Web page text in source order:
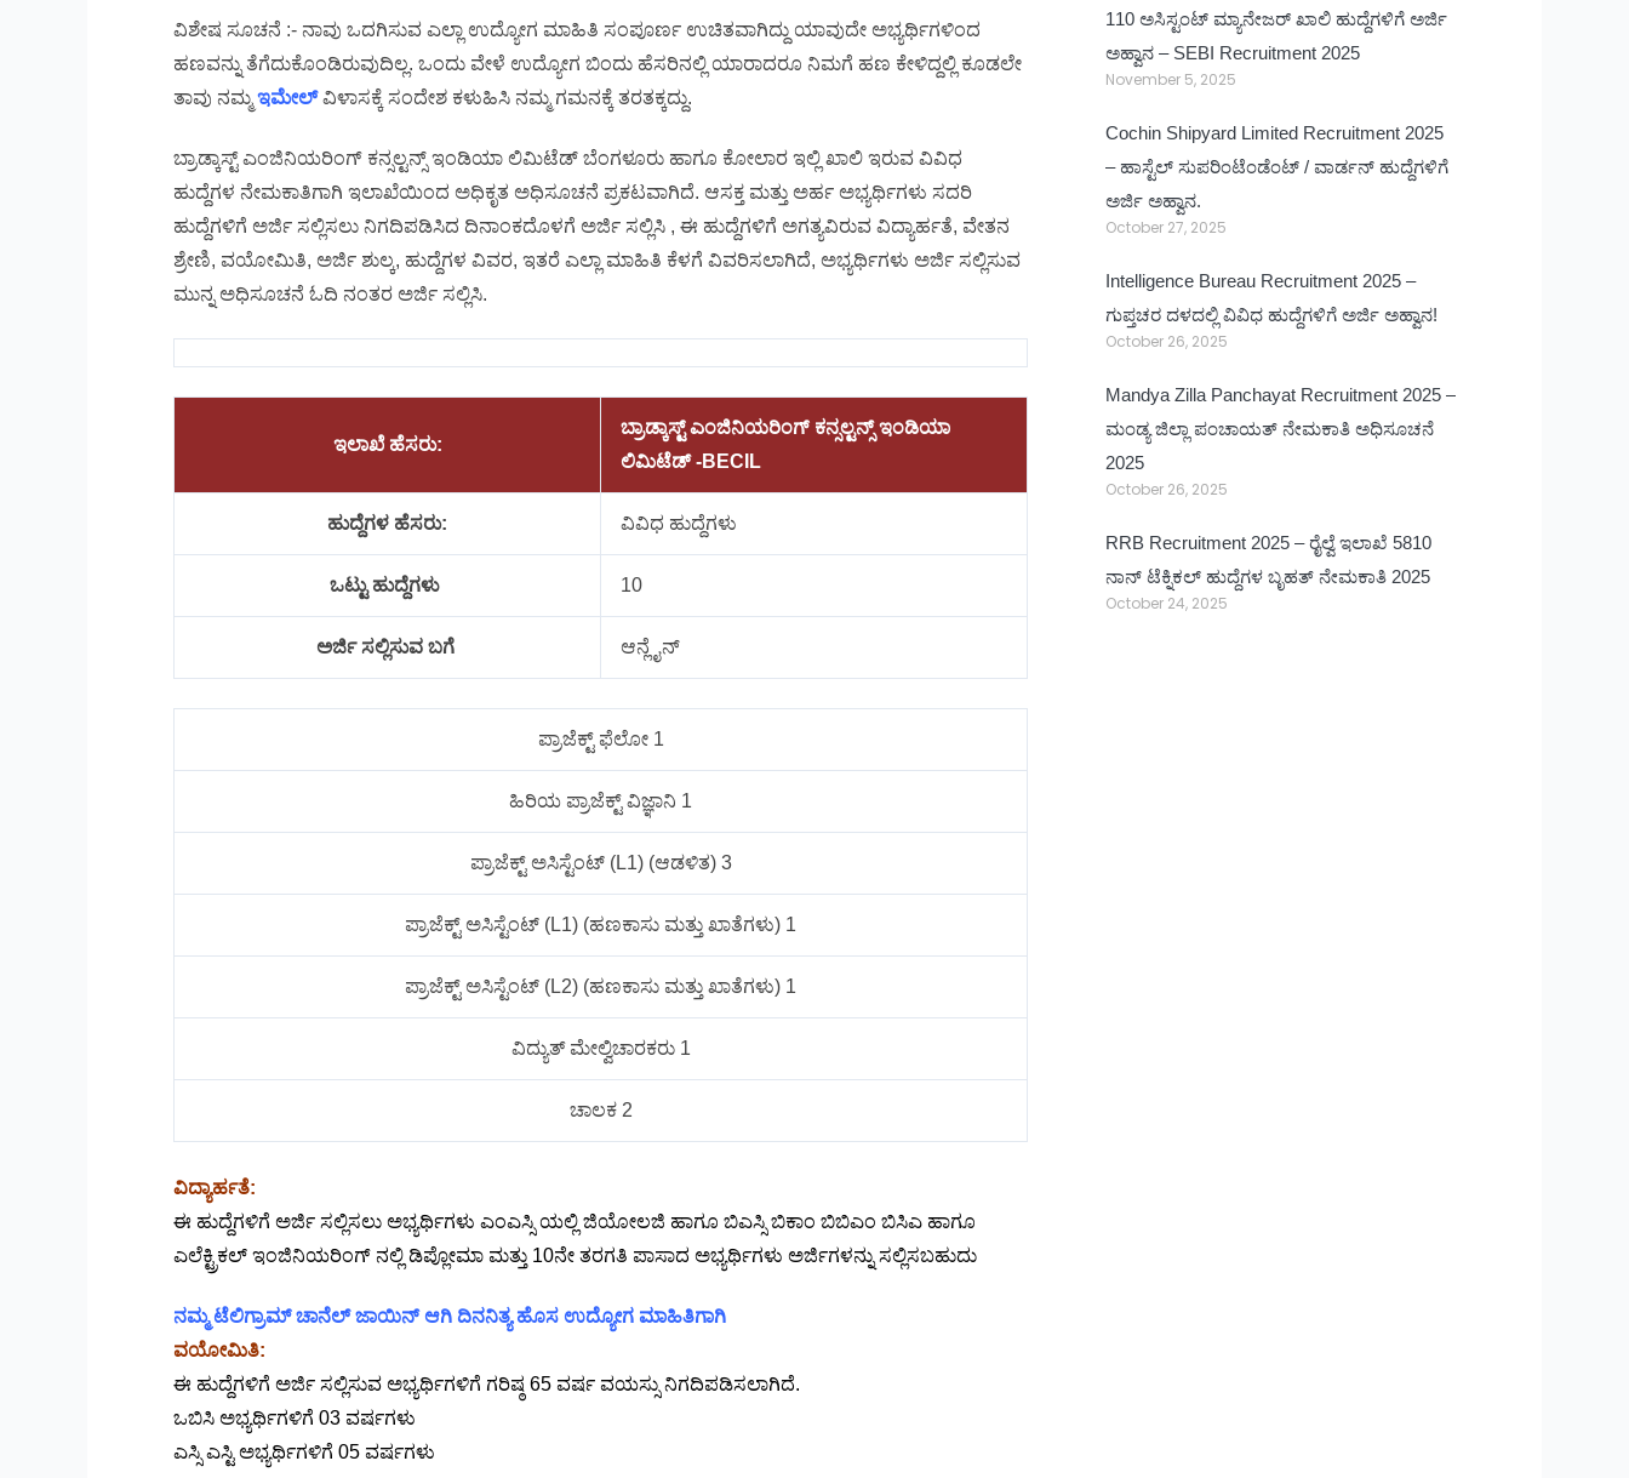
ವಿಶೇಷ ಸೂಚನೆ :- ನಾವು ಒದಗಿಸುವ ಎಲ್ಲಾ ಉದ್ಯೋಗ ಮಾಹಿತಿ ಸಂಪೂರ್ಣ ಉಚಿತವಾಗಿದ್ದು ಯಾವುದೇ ಅಭ್ಯರ್ಥಿಗಳಿಂದ
ಹಣವನ್ನು ತೆಗೆದುಕೊಂಡಿರುವುದಿಲ್ಲ. ಒಂದು ವೇಳೆ ಉದ್ಯೋಗ ಬಿಂದು ಹೆಸರಿನಲ್ಲಿ ಯಾರಾದರೂ ನಿಮಗೆ ಹಣ ಕೇಳಿದ್ದಲ್ಲಿ ಕೂಡಲೇ
ತಾವು ನಮ್ಮಇಮೇಲ್ವಿಳಾಸಕ್ಕೆ ಸಂದೇಶ ಕಳುಹಿಸಿ ನಮ್ಮ ಗಮನಕ್ಕೆ ತರತಕ್ಕದ್ದು.
ಬ್ರಾಡ್ಕಾಸ್ಟ್ ಎಂಜಿನಿಯರಿಂಗ್ ಕನ್ಸಲ್ಟನ್ಸ್ ಇಂಡಿಯಾ ಲಿಮಿಟೆಡ್ ಬೆಂಗಳೂರು ಹಾಗೂ ಕೋಲಾರ ಇಲ್ಲಿ ಖಾಲಿ ಇರುವ ವಿವಿಧ
ಹುದ್ದೆಗಳ ನೇಮಕಾತಿಗಾಗಿ ಇಲಾಖೆಯಿಂದ ಅಧಿಕೃತ ಅಧಿಸೂಚನೆ ಪ್ರಕಟವಾಗಿದೆ. ಆಸಕ್ತ ಮತ್ತು ಅರ್ಹ ಅಭ್ಯರ್ಥಿಗಳು ಸದರಿ
ಹುದ್ದೆಗಳಿಗೆ ಅರ್ಜಿ ಸಲ್ಲಿಸಲು ನಿಗದಿಪಡಿಸಿದ ದಿನಾಂಕದೊಳಗೆ ಅರ್ಜಿ ಸಲ್ಲಿಸಿ , ಈ ಹುದ್ದೆಗಳಿಗೆ ಅಗತ್ಯವಿರುವ ವಿದ್ಯಾರ್ಹತೆ, ವೇತನ
ಶ್ರೇಣಿ, ವಯೋಮಿತಿ, ಅರ್ಜಿ ಶುಲ್ಕ, ಹುದ್ದೆಗಳ ವಿವರ, ಇತರೆ ಎಲ್ಲಾ ಮಾಹಿತಿ ಕೆಳಗೆ ವಿವರಿಸಲಾಗಿದೆ, ಅಭ್ಯರ್ಥಿಗಳು ಅರ್ಜಿ ಸಲ್ಲಿಸುವ
ಮುನ್ನ ಅಧಿಸೂಚನೆ ಓದಿ ನಂತರ ಅರ್ಜಿ ಸಲ್ಲಿಸಿ.
ಇಲಾಖೆ ಹೆಸರು:
ಬ್ರಾಡ್ಕಾಸ್ಟ್ ಎಂಜಿನಿಯರಿಂಗ್ ಕನ್ಸಲ್ಟನ್ಸ್ ಇಂಡಿಯಾ
ಲಿಮಿಟೆಡ್ -BECIL
ಹುದ್ದೆಗಳ ಹೆಸರು: ವಿವಿಧ ಹುದ್ದೆಗಳು
ಒಟ್ಟು ಹುದ್ದೆಗಳು 10
ಅರ್ಜಿ ಸಲ್ಲಿಸುವ ಬಗೆ ಆನ್ಲೈನ್
ಪ್ರಾಜೆಕ್ಟ್ ಫೆಲೋ 1
ಹಿರಿಯ ಪ್ರಾಜೆಕ್ಟ್ ವಿಜ್ಞಾನಿ 1
ಪ್ರಾಜೆಕ್ಟ್ ಅಸಿಸ್ಟೆಂಟ್ (L1) (ಆಡಳಿತ) 3
ಪ್ರಾಜೆಕ್ಟ್ ಅಸಿಸ್ಟೆಂಟ್ (L1) (ಹಣಕಾಸು ಮತ್ತು ಖಾತೆಗಳು) 1
ಪ್ರಾಜೆಕ್ಟ್ ಅಸಿಸ್ಟೆಂಟ್ (L2) (ಹಣಕಾಸು ಮತ್ತು ಖಾತೆಗಳು) 1
ವಿದ್ಯುತ್ ಮೇಲ್ವಿಚಾರಕರು 1
ಚಾಲಕ 2
ವಿದ್ಯಾರ್ಹತೆ:
ಈ ಹುದ್ದೆಗಳಿಗೆ ಅರ್ಜಿ ಸಲ್ಲಿಸಲು ಅಭ್ಯರ್ಥಿಗಳು ಎಂಎಸ್ಸಿ ಯಲ್ಲಿ ಜಿಯೋಲಜಿ ಹಾಗೂ ಬಿಎಸ್ಸಿ ಬಿಕಾಂ ಬಿಬಿಎಂ ಬಿಸಿಎ ಹಾಗೂ
ಎಲೆಕ್ಟ್ರಿಕಲ್ ಇಂಜಿನಿಯರಿಂಗ್ ನಲ್ಲಿ ಡಿಪ್ಲೋಮಾ ಮತ್ತು 10ನೇ ತರಗತಿ ಪಾಸಾದ ಅಭ್ಯರ್ಥಿಗಳು ಅರ್ಜಿಗಳನ್ನು ಸಲ್ಲಿಸಬಹುದು
ನಮ್ಮ ಟೆಲಿಗ್ರಾಮ್ ಚಾನೆಲ್ ಜಾಯಿನ್ ಆಗಿ ದಿನನಿತ್ಯ ಹೊಸ ಉದ್ಯೋಗ ಮಾಹಿತಿಗಾಗಿ
ವಯೋಮಿತಿ:
ಈ ಹುದ್ದೆಗಳಿಗೆ ಅರ್ಜಿ ಸಲ್ಲಿಸುವ ಅಭ್ಯರ್ಥಿಗಳಿಗೆ ಗರಿಷ್ಠ 65 ವರ್ಷ ವಯಸ್ಸು ನಿಗದಿಪಡಿಸಲಾಗಿದೆ.
ಒಬಿಸಿ ಅಭ್ಯರ್ಥಿಗಳಿಗೆ 03 ವರ್ಷಗಳು
ಎಸ್ಸಿ ಎಸ್ಟಿ ಅಭ್ಯರ್ಥಿಗಳಿಗೆ 05 ವರ್ಷಗಳು
110 ಅಸಿಸ್ಟಂಟ್ ಮ್ಯಾನೇಜರ್ ಖಾಲಿ ಹುದ್ದೆಗಳಿಗೆ ಅರ್ಜಿ
ಅಹ್ವಾನ – SEBI Recruitment 2025
November 5, 2025
Cochin Shipyard Limited Recruitment 2025
– ಹಾಸ್ಟೆಲ್ ಸುಪರಿಂಟೆಂಡೆಂಟ್ / ವಾರ್ಡನ್ ಹುದ್ದೆಗಳಿಗೆ
ಅರ್ಜಿ ಅಹ್ವಾನ.
October 27, 2025
Intelligence Bureau Recruitment 2025 –
ಗುಪ್ತಚರ ದಳದಲ್ಲಿ ವಿವಿಧ ಹುದ್ದೆಗಳಿಗೆ ಅರ್ಜಿ ಅಹ್ವಾನ!
October 26, 2025
Mandya Zilla Panchayat Recruitment 2025 –
ಮಂಡ್ಯ ಜಿಲ್ಲಾ ಪಂಚಾಯತ್ ನೇಮಕಾತಿ ಅಧಿಸೂಚನೆ
2025
October 26, 2025
RRB Recruitment 2025 – ರೈಲ್ವೆ ಇಲಾಖೆ 5810
ನಾನ್ ಟೆಕ್ನಿಕಲ್ ಹುದ್ದೆಗಳ ಬೃಹತ್ ನೇಮಕಾತಿ 2025
October 24, 2025